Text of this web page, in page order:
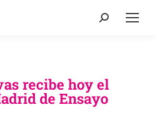
recibe hoy el
de Ensayo